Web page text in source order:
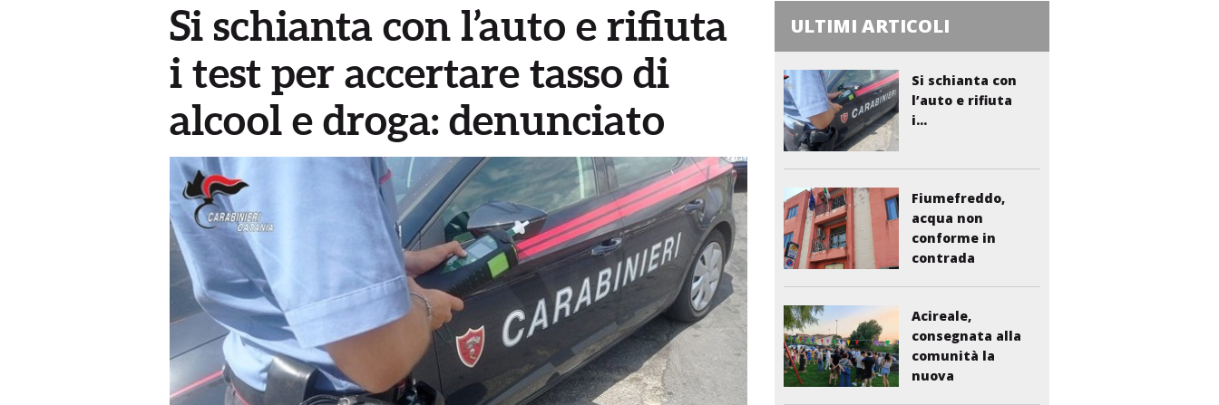
Si schianta con l’auto e rifiuta
i test per accertare tasso di
alcool e droga: denunciato
ULTIMI ARTICOLI
Si schianta con
l’auto e rifiuta
i...
Fiumefreddo,
acqua non
conforme in
contrada
Acireale,
consegnata alla
comunità la
nuova